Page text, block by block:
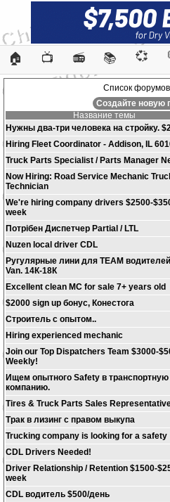
🏠 📺 📻 📚 💞
Список форумов
Создайте новую
Название темы
Нужны два-три человека на стройку.
Hiring Fleet Coordinator - Addison, IL
Truck Parts Specialist / Parts Manager
Now Hiring: Road Service Mechanic
Technician
We're hiring company drivers $2500-
week
Потрібен Диспетчер Partial / LTL
Nuzen local driver CDL
Ругулярные лини для TEAM
Van. 14К-18К
Excellent clean MC for sale 7+ years old
$2000 sign up бонус, Конестога
Строитель с опытом..
Hiring experienced mechanic
Join our Top Dispatchers Team $3000-
Weekly!
Ищем опытного Safety в транспортную
компанию.
Tires & Truck Parts Sales
Трак в лизинг с правом выкупа
Trucking company is looking for a safety
CDL Drivers Needed!
Driver Relationship / Retention $1500-
week
CDL водитель $500/день